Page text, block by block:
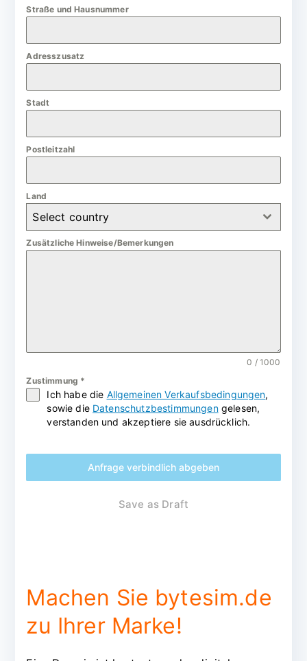
e
m
a
y
Straße und Hausnummer
Adresszusatz
Stadt
Postleitzahl
Land
Select country
Zusätzliche Hinweise/Bemerkungen
0 / 1000
Zustimmung *
Ich habe die Allgemeinen Verkaufsbedingungen,
sowie die Datenschutzbestimmungengelesen,
verstanden und akzeptiere sie ausdrücklich.
Anfrage verbindlich abgeben
Save as Draft
Machen Sie bytesim.de
zu Ihrer Marke!